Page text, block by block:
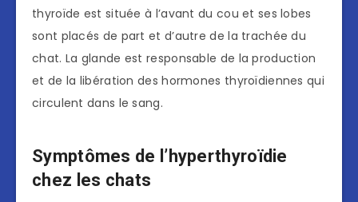
thyroïde est située à l’avant du cou et ses lobes
sont placés de part et d’autre de la trachée du
chat. La glande est responsable de la production
et de la libération des hormones thyroïdiennes qui
circulent dans le sang.
Symptômes de l’hyperthyroïdie
chez les chats